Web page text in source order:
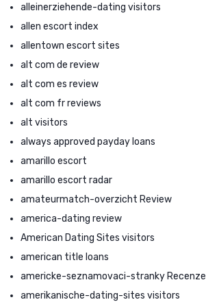
alleinerziehende-dating visitors
allen escort index
allentown escort sites
alt com de review
alt com es review
alt com fr reviews
alt visitors
always approved payday loans
amarillo escort
amarillo escort radar
amateurmatch-overzicht Review
america-dating review
American Dating Sites visitors
american title loans
americke-seznamovaci-stranky Recenze
amerikanische-dating-sites visitors